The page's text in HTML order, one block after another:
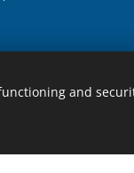
and